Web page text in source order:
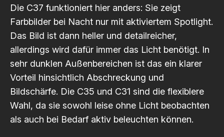
Die C37 funktioniert hier anders: Sie zeigt
Farbbilder bei Nacht nur mit aktiviertem Spotlight.
Das Bild ist dann heller und detailreicher,
allerdings wird dafür immer das Licht benötigt. In
sehr dunklen Außenbereichen ist das ein klarer
Vorteil hinsichtlich Abschreckung und
Bildschärfe. Die C35 und C31 sind die flexiblere
Wahl, da sie sowohl leise ohne Licht beobachten
als auch bei Bedarf aktiv beleuchten können.